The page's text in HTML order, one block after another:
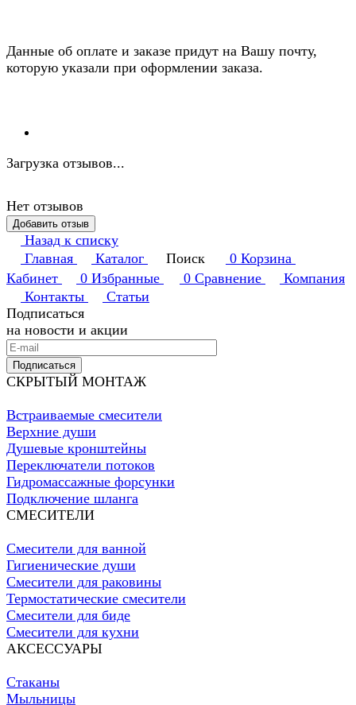
Данные об оплате и заказе придут на Вашу почту,
которую указали при оформлении заказа.
Загрузка отзывов...
Нет отзывов
Добавить отзыв
Назад к списку
Главная
Каталог Поиск 0 Корзина
Кабинет
0 Избранные 0 Сравнение
Компания
Контакты
Статьи
Подписаться
на новости и акции
Подписаться
СКРЫТЫЙ МОНТАЖ
Встраиваемые смесители
Верхние души
Душевые кронштейны
Переключатели потоков
Гидромассажные форсунки
Подключение шланга
СМЕСИТЕЛИ
Смесители для ванной
Гигиенические души
Смесители для раковины
Термостатические смесители
Смесители для биде
Смесители для кухни
АКСЕССУАРЫ
Стаканы
Мыльницы